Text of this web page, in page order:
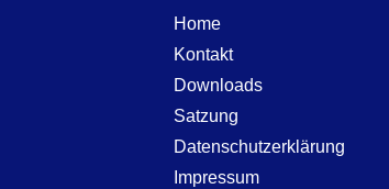
Home
Kontakt
Downloads
Satzung
Datenschutzerklärung
Impressum